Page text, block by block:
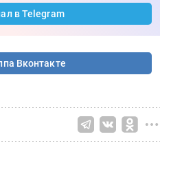
в Telegram
Вконтакте